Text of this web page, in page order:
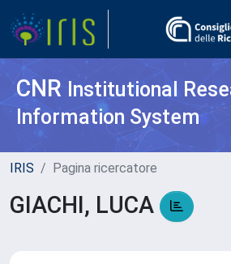
CNR Institutional
Information System
IRIS Pagina ricercatore
GIACHI, LUCA